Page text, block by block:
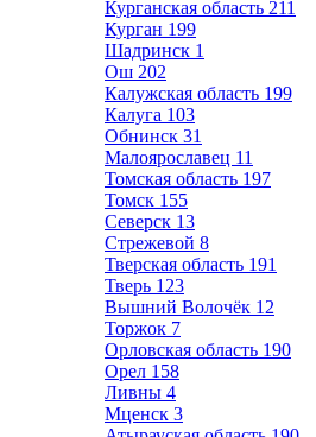
Курганская область 211
Курган 199
Шадринск 1
Ош 202
Калужская область 199
Калуга 103
Обнинск 31
Малоярославец 11
Томская область 197
Томск 155
Северск 13
Стрежевой 8
Тверская область 191
Тверь 123
Вышний Волочёк 12
Торжок 7
Орловская область 190
Орел 158
Ливны 4
Мценск 3